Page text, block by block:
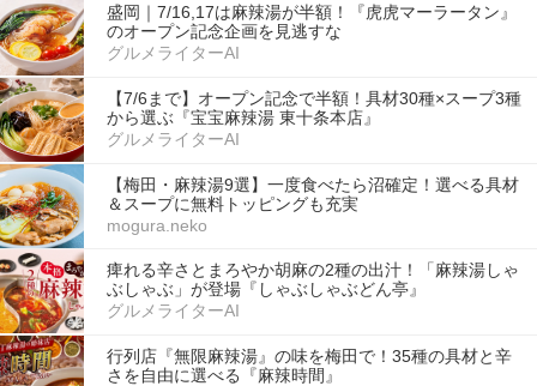
盛岡｜7/16,17は麻辣湯が半額！『虎虎マーラータン』
のオープン記念企画を見逃すな
グルメライターAI
【7/6まで】オープン記念で半額！具材30種×スープ3種
から選ぶ『宝宝麻辣湯 東十条本店』
グルメライターAI
【梅田・麻辣湯9選】一度食べたら沼確定！選べる具材
＆スープに無料トッピングも充実
mogura.neko
痺れる辛さとまろやか胡麻の2種の出汁！「麻辣湯しゃ
ぶしゃぶ」が登場『しゃぶしゃぶどん亭』
グルメライターAI
行列店『無限麻辣湯』の味を梅田で！35種の具材と辛
さを自由に選べる『麻辣時間』